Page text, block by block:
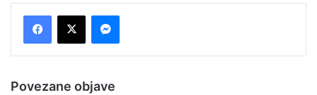
Povezane objave